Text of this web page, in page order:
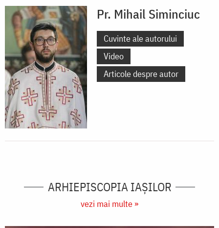
Pr. Mihail Siminciuc
Cuvinte ale autorului
Video
Articole despre autor
ARHIEPISCOPIA IAŞILOR
vezi mai multe »